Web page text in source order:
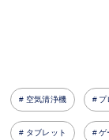
空気清浄機 プ
タブレット ゲ